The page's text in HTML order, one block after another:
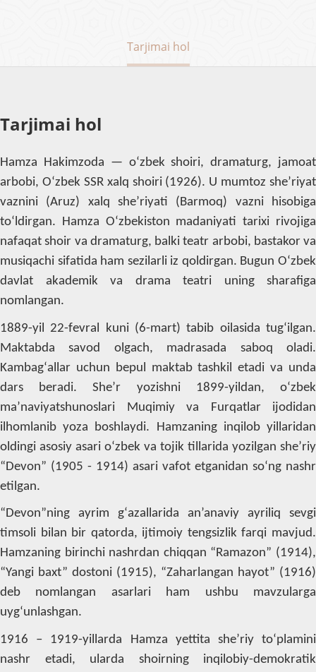
Tarjimai hol
Tarjimai hol
Hamza Hakimzoda — o‘zbek shoiri, dramaturg, jamoat
arbobi, O‘zbek SSR xalq shoiri (1926). U mumtoz she’riyat
vaznini (Aruz) xalq she’riyati (Barmoq) vazni hisobiga
to‘ldirgan. Hamza O‘zbekiston madaniyati tarixi rivojiga
nafaqat shoir va dramaturg, balki teatr arbobi, bastakor va
musiqachi sifatida ham sezilarli iz qoldirgan. Bugun O‘zbek
davlat akademik va drama teatri uning sharafiga
nomlangan.
1889-yil 22-fevral kuni (6-mart) tabib oilasida tug‘ilgan.
Maktabda savod olgach, madrasada saboq oladi.
Kambag‘allar uchun bepul maktab tashkil etadi va unda
dars beradi. She’r yozishni 1899-yildan, o‘zbek
ma’naviyatshunoslari Muqimiy va Furqatlar ijodidan
ilhomlanib yoza boshlaydi. Hamzaning inqilob yillaridan
oldingi asosiy asari o‘zbek va tojik tillarida yozilgan she’riy
“Devon” (1905 - 1914) asari vafot etganidan so‘ng nashr
etilgan.
“Devon”ning ayrim g‘azallarida an’anaviy ayriliq sevgi
timsoli bilan bir qatorda, ijtimoiy tengsizlik farqi mavjud.
Hamzaning birinchi nashrdan chiqqan “Ramazon” (1914),
“Yangi baxt” dostoni (1915), “Zaharlangan hayot” (1916)
deb nomlangan asarlari ham ushbu mavzularga
uyg‘unlashgan.
1916 – 1919-yillarda Hamza yettita she’riy to‘plamini
nashr etadi, ularda shoirning inqilobiy-demokratik